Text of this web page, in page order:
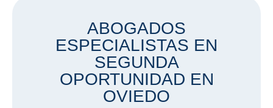
ABOGADOS
ESPECIALISTAS EN
SEGUNDA
OPORTUNIDAD EN
OVIEDO